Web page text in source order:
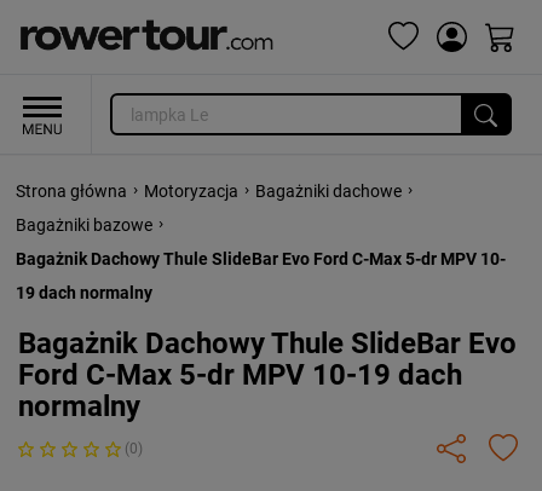
Strona główna › Motoryzacja › Bagażniki dachowe ›
Bagażniki bazowe ›
Bagażnik Dachowy Thule SlideBar Evo Ford C-Max 5-dr MPV 10-
19 dach normalny
Bagażnik Dachowy Thule SlideBar Evo
Ford C-Max 5-dr MPV 10-19 dach
normalny
(0)